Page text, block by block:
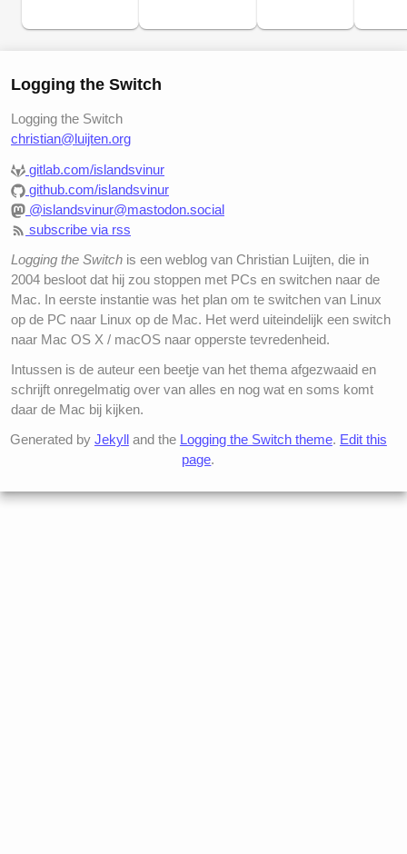
Logging the Switch
Logging the Switch
christian@luijten.org
gitlab.com/islandsvinur
github.com/islandsvinur
@islandsvinur@mastodon.social
subscribe via rss
Logging the Switch is een weblog van Christian Luijten, die in
2004 besloot dat hij zou stoppen met PCs en switchen naar de
Mac. In eerste instantie was het plan om te switchen van Linux
op de PC naar Linux op de Mac. Het werd uiteindelijk een switch
naar Mac OS X / macOS naar opperste tevredenheid.
Intussen is de auteur een beetje van het thema afgezwaaid en
schrijft onregelmatig over van alles en nog wat en soms komt
daar de Mac bij kijken.
Generated by Jekylland the Logging the Switch theme. Edit this
page.